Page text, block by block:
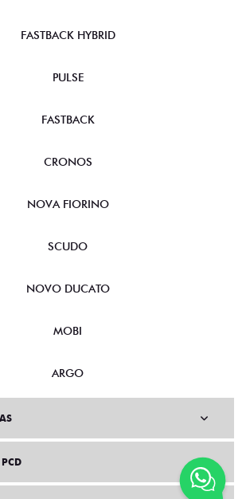
FASTBACK HYBRID
PULSE
FASTBACK
CRONOS
NOVA FIORINO
SCUDO
NOVO DUCATO
MOBI
ARGO